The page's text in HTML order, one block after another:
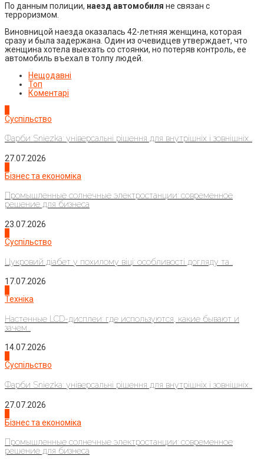
По данным полиции, наезд автомобиля не связан с
терроризмом.
Виновницой наезда оказалась 42-летняя женщина, которая
сразу и была задержана. Один из очевидцев утверждает, что
женщина хотела выехать со стоянки, но потеряв контроль, ее
автомобиль въехал в толпу людей.
Нещодавні
Топ
Коментарі
Суспільство
Фарби Sniezka: універсальні рішення для внутрішніх і зовнішніх...
27.07.2026
Бізнес та економіка
Промышленные солнечные электростанции: современное
решение для бизнеса
23.07.2026
Суспільство
Цукровий діабет у похилому віці: особливості догляду та...
17.07.2026
Техніка
Настенные LCD-дисплеи: где используются, какие бывают и
зачем...
14.07.2026
Суспільство
Фарби Sniezka: універсальні рішення для внутрішніх і зовнішніх...
27.07.2026
Бізнес та економіка
Промышленные солнечные электростанции: современное
решение для бизнеса